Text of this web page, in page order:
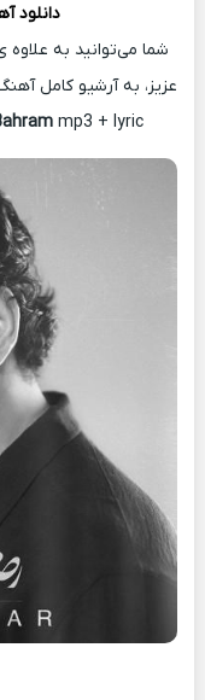
دانلود
شما می‌توانید به
عزیز، به آرشیو کامل
mp3 + lyric